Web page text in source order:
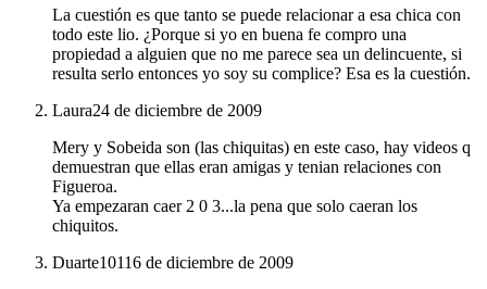
La cuestión es que tanto se puede relacionar a esa chica con
todo este lio. ¿Porque si yo en buena fe compro una
propiedad a alguien que no me parece sea un delincuente, si
resulta serlo entonces yo soy su complice? Esa es la cuestión.
Laura24 de diciembre de 2009
Mery y Sobeida son (las chiquitas) en este caso, hay videos q
demuestran que ellas eran amigas y tenian relaciones con
Figueroa.
Ya empezaran caer 2 0 3...la pena que solo caeran los
chiquitos.
Duarte10116 de diciembre de 2009